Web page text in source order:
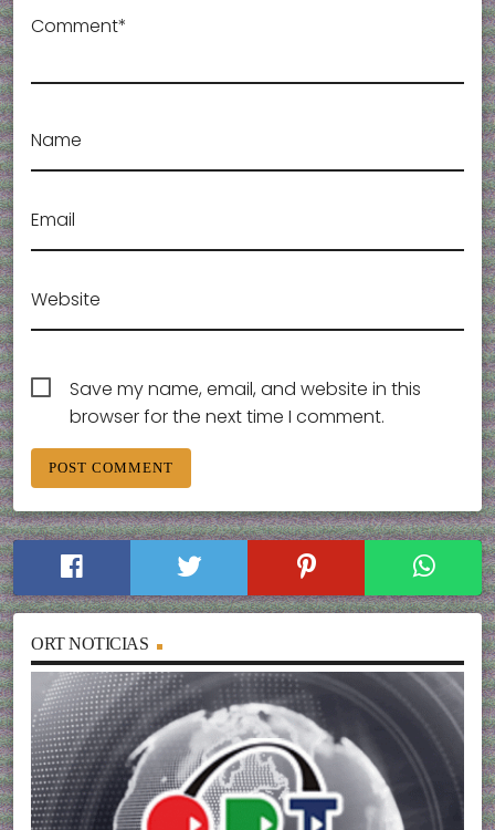
Comment*
Name
Email
Website
Save my name, email, and website in this
browser for the next time I comment.
ORT NOTICIAS